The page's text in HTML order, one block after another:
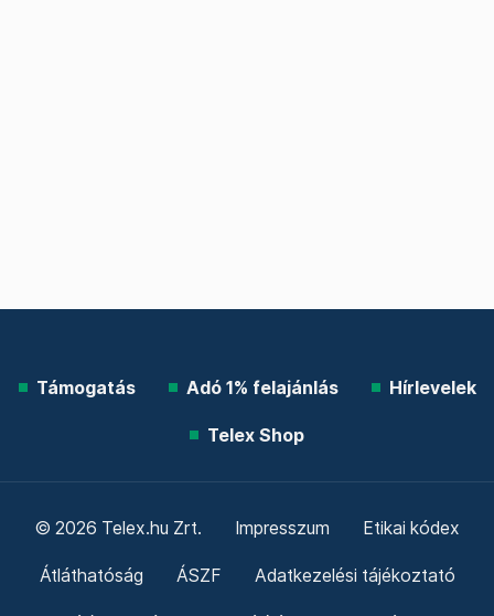
Támogatás Adó 1% felajánlás Hírlevelek
Telex Shop
© 2026 Telex.hu Zrt. Impresszum Etikai kódex
Átláthatóság ÁSZF Adatkezelési tájékoztató